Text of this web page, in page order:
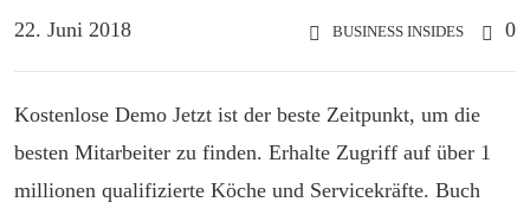
22. Juni 2018 BUSINESS INSIDES 0
Kostenlose Demo Jetzt ist der beste Zeitpunkt, um die
besten Mitarbeiter zu finden. Erhalte Zugriff auf über 1
millionen qualifizierte Köche und Servicekräfte. Buch